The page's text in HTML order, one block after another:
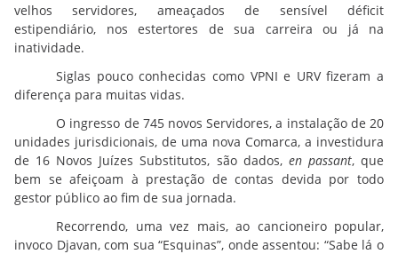
velhos servidores, ameaçados de sensível déficit
estipendiário, nos estertores de sua carreira ou já na
inatividade.
Siglas pouco conhecidas como VPNI e URV fizeram a
diferença para muitas vidas.
O ingresso de 745 novos Servidores, a instalação de 20
unidades jurisdicionais, de uma nova Comarca, a investidura
de 16 Novos Juízes Substitutos, são dados, en passant, que
bem se afeiçoam à prestação de contas devida por todo
gestor público ao fim de sua jornada.
Recorrendo, uma vez mais, ao cancioneiro popular,
invoco Djavan, com sua “Esquinas”, onde assentou: “Sabe lá o